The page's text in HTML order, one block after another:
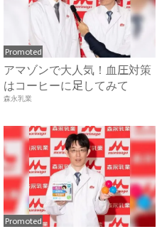
Promoted
アマゾンで大人気！血圧対策
はコーヒーに足してみて
森永乳業
Promoted